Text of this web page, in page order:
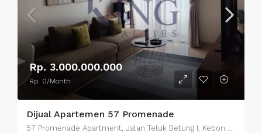
Rp. 3.000.000.000
Rp. 0/Month
Dijual Apartemen 57 Promenade
57 Promenade Apartment, Jalan Teluk Betung I, Kebon Melati, Central Jakarta City, Jakarta, Indonesia